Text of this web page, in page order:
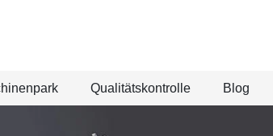
Qualitätskontrolle Blog